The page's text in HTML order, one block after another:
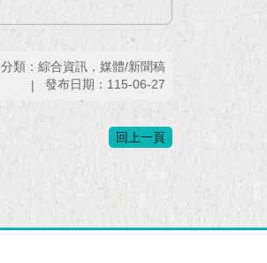
分類：綜合資訊，媒體/新聞稿
發布日期：115-06-27
回上一頁